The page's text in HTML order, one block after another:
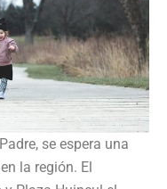
se espera una
la región. El